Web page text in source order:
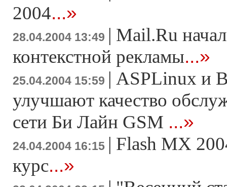
2004...»
28.04.2004 13:49 | Mail.Ru
контекстной рекламы...»
25.04.2004 15:59 | ASPLinux и
улучшают качество
сети Би Лайн GSM ...»
24.04.2004 16:15 | Flash MX
курс...»